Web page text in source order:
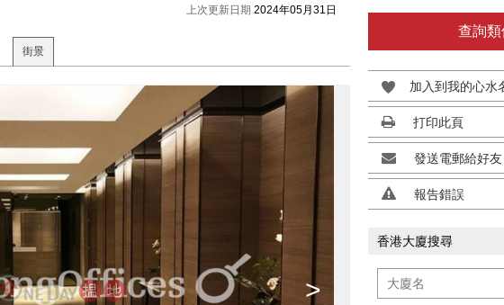
上次更新日期 2024年05月31日
街景
>
查詢
加入到我的心水
打印此頁
發送電郵給好友
報告錯誤
香港大廈搜尋